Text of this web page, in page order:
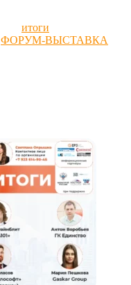
итоги
ФОРУМ-ВЫСТАВКА